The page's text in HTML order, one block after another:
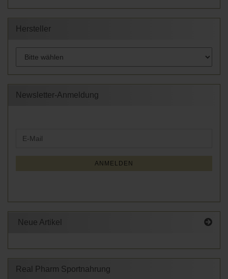
Hersteller
Newsletter-Anmeldung
ZUR
E-
ANMELDEN
Neue Artikel
Real Pharm Sportnahrung